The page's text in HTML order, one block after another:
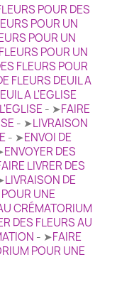
POUR DES
POUR UN
POUR UN
POUR UN
FLEURS POUR
FLEURS DEUIL A
A L'EGLISE
- ➤FAIRE
- ➤LIVRAISON
- ➤ENVOI DE
ENVOYER DES
LIVRER DES
LIVRAISON DE
UNE
CRÉMATORIUM
DES FLEURS AU
- ➤FAIRE
POUR UNE